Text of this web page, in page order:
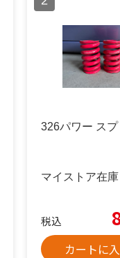
326パワー ス
マイストア在庫
税込
カートに